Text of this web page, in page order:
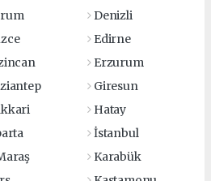
Denizli
Edirne
Erzurum
Giresun
Hatay
İstanbul
Karabük